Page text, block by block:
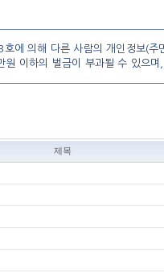
에 의해 다른 사람의 개인정보(
이하의 벌금이 부과될 수 있으
제목